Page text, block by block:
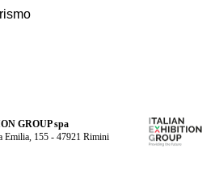
GROUP spa
Emilia, 155 - 47921 Rimini